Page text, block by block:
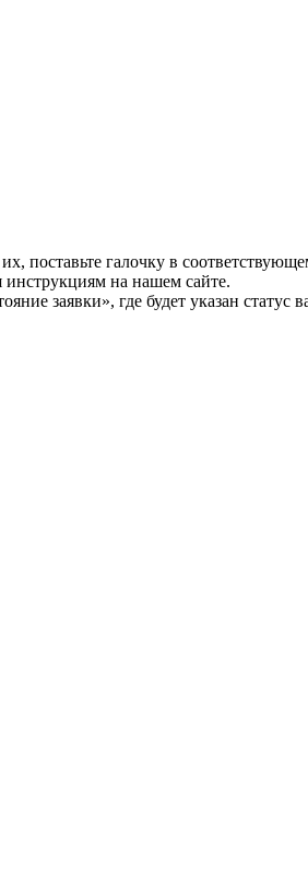
поставьте галочку в
инструкциям на нашем сайте.
заявки», где будет указан статус